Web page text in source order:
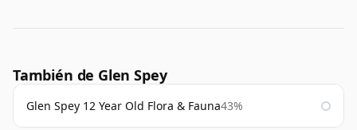
También de Glen Spey
Glen Spey 12 Year Old Flora & Fauna43%